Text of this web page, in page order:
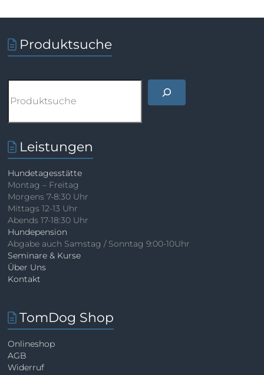
Produktsuche
Leistungen
Hundetagesstätte
Montag – Freitag
Morgens 7-8:30 Uhr
Mittags 12-13 Uhr
Abends 17-18:30 Uhr
Hundepension
Abgabe auch Samstag / Sonntag 9:00-10Uhr
Seminare & Kurse
Über Uns
Kontakt
TomDog Shop
Onlineshop
AGB
Widerruf